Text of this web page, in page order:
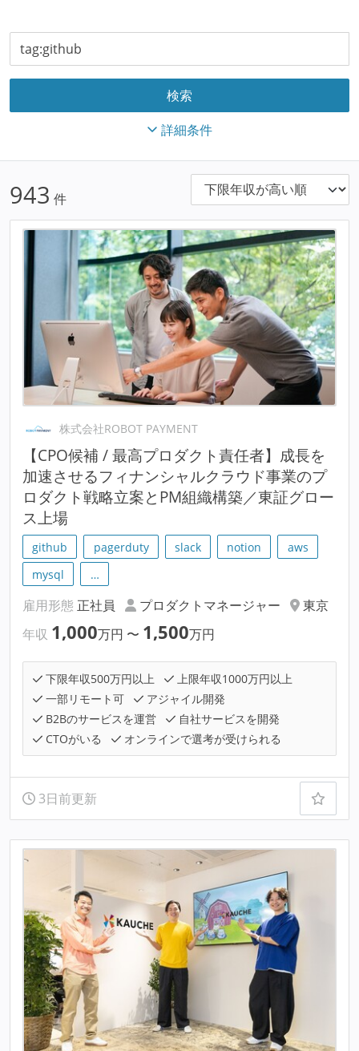
詳細条件
943 件
株式会社ROBOT PAYMENT
【CPO候補 / 最高プロダクト責任者】成長を
加速させるフィナンシャルクラウド事業のプ
ロダクト戦略立案とPM組織構築／東証グロー
ス上場
github pagerduty slack notion
aws
mysql
…
雇用形態 正社員 プロダクトマネージャー
東京
年収 1,000万円 〜 1,500万円
下限年収500万円以上
上限年収1000万円以上
一部リモート可
アジャイル開発
B2Bのサービスを運営
自社サービスを開発
CTOがいる
オンラインで選考が受けられる
3日前更新